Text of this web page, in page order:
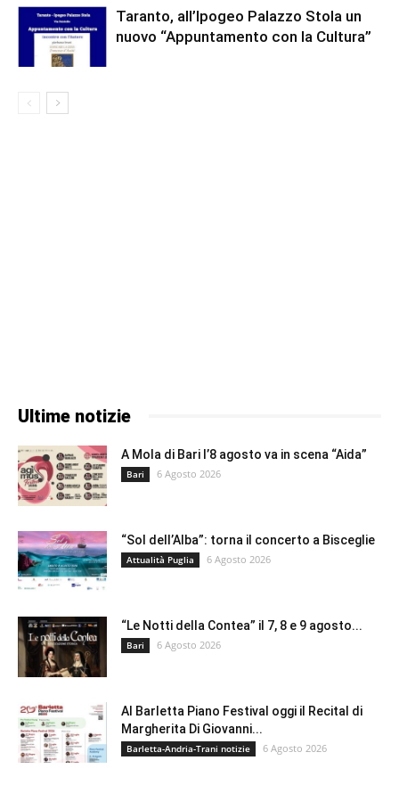
Taranto, all’Ipogeo Palazzo Stola un
nuovo “Appuntamento con la Cultura”
Ultime notizie
A Mola di Bari l’8 agosto va in scena “Aida”
Bari 6 Agosto 2026
“Sol dell’Alba”: torna il concerto a Bisceglie
Attualità Puglia 6 Agosto 2026
“Le Notti della Contea” il 7, 8 e 9 agosto...
Bari 6 Agosto 2026
Al Barletta Piano Festival oggi il Recital di
Margherita Di Giovanni...
Barletta-Andria-Trani notizie 6 Agosto 2026